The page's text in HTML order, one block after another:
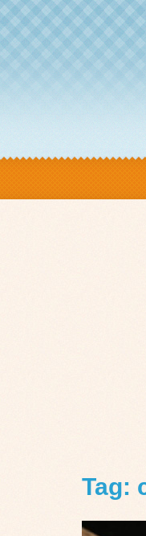
Tag: